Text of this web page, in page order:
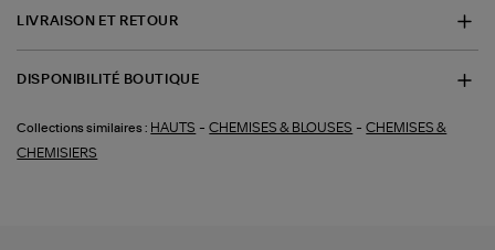
LIVRAISON ET RETOUR
DISPONIBILITÉ BOUTIQUE
Collections similaires : HAUTS -CHEMISES & BLOUSES -CHEMISES &
CHEMISIERS